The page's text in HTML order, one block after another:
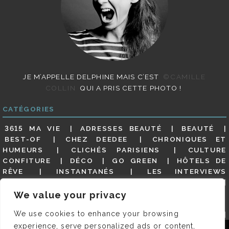
We value your privacy
We use cookies to enhance your browsing
experience, serve personalized ads or content,
JE M’APPELLE DELPHINE MAIS C’EST
©CAMILLE
COLLIN
QUI A PRIS CETTE PHOTO !
CATÉGORIES
3615 MA VIE ADRESSES BEAUTÉ
BEAUTÉ
BEST-OF
CHEZ DEEDEE
CHRONIQUES ET
HUMEURS
CLICHÉS PARISIENS
CULTURE
CONFITURE
DÉCO GO GREEN
HÔTELS DE
RÊVE
INSTANTANÉS
LES INTERVIEWS
MES ADRESSES
MODE NON CLASSÉ
GUIDE
PARIS EN PHOTOS
RESTAURANTS
REVUE DE PRESSE DÉTAILLÉE, SIOU PLAIT